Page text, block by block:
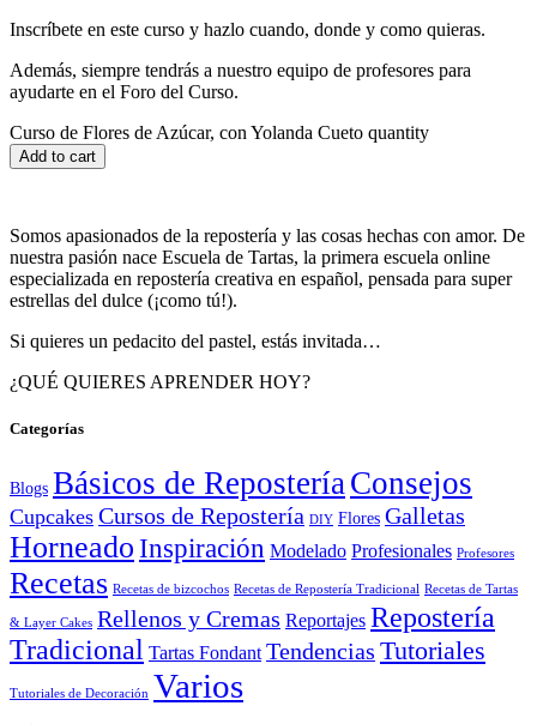
Inscríbete en este curso y hazlo cuando, donde y como quieras.
Además, siempre tendrás a nuestro equipo de profesores para
ayudarte en el Foro del Curso.
Curso de Flores de Azúcar, con Yolanda Cueto quantity
Add to cart
Somos apasionados de la repostería y las cosas hechas con amor. De
nuestra pasión nace Escuela de Tartas, la primera escuela online
especializada en repostería creativa en español, pensada para super
estrellas del dulce (¡como tú!).
Si quieres un pedacito del pastel, estás invitada…
¿QUÉ QUIERES APRENDER HOY?
Categorías
Blogs Básicos de ReposteríaConsejos
Cupcakes Cursos de Repostería DIY Flores Galletas
HorneadoInspiración Modelado Profesionales Profesores
Recetas Recetas de bizcochos Recetas de Repostería Tradicional Recetas de Tartas
& Layer Cakes Rellenos y Cremas Reportajes Repostería
Tradicional Tartas Fondant Tendencias Tutoriales
Tutoriales de Decoración Varios